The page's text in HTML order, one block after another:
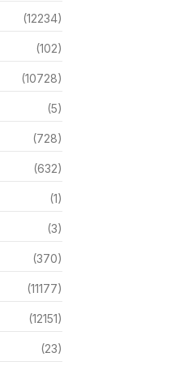
(12234)
(102)
(10728)
(5)
(728)
(632)
(1)
(3)
(370)
(11177)
(12151)
(23)